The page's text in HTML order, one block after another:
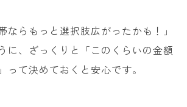
ならもっと選択肢広がったかも！」
に、ざっくりと「このくらいの金額
って決めておくと安心です。